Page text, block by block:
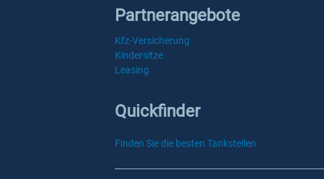
Partnerangebote
Kfz-Versicherung
Kindersitze
Leasing
Quickfinder
Finden Sie die besten Tankstellen